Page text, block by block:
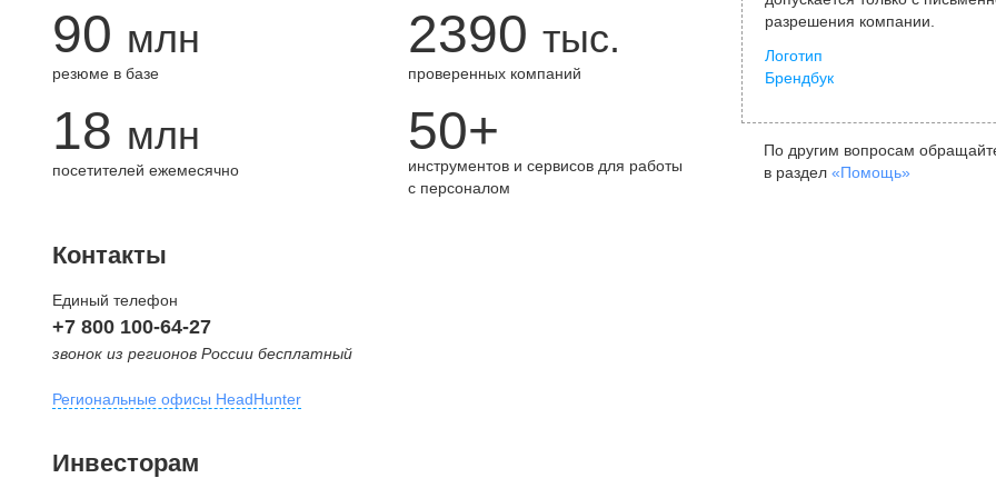
90 млн
резюме в базе
2390 тыс.
проверенных компаний
18 млн
посетителей ежемесячно
50+
инструментов и сервисов для работы
с персоналом
разрешения компании.
Логотип
Брендбук
По другим вопросам
в раздел «Помощь»
Контакты
Единый телефон
+7 800 100-64-27
звонок из регионов России бесплатный
Региональные офисы HeadHunter
внутригородская территория
Инвесторам